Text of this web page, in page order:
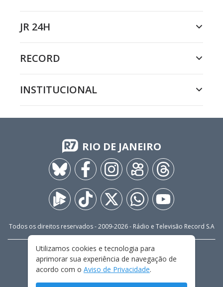
JR 24H
RECORD
INSTITUCIONAL
RIO DE JANEIRO
Todos os direitos reservados - 2009-2026- Rádio e Televisão Record S.A
CARREIRA FALE CONOSCO
PRIVACIDADE
TERMOS E CONDIÇÕES DE USO
Utilizamos cookies e tecnologia para
aprimorar sua experiência de navegação de
acordo com o Aviso de Privacidade.